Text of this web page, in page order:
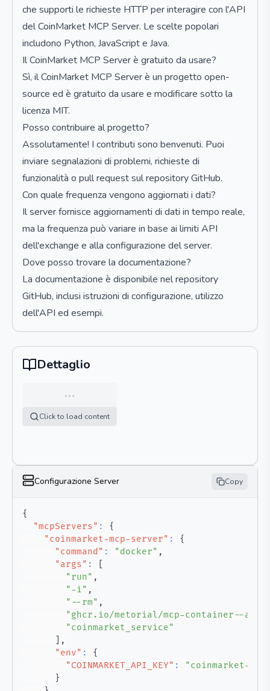
che supporti le richieste HTTP per interagire con l'API
del CoinMarket MCP Server. Le scelte popolari
includono Python, JavaScript e Java.
Il CoinMarket MCP Server è gratuito da usare?
Sì, il CoinMarket MCP Server è un progetto open-
source ed è gratuito da usare e modificare sotto la
licenza MIT.
Posso contribuire al progetto?
Assolutamente! I contributi sono benvenuti. Puoi
inviare segnalazioni di problemi, richieste di
funzionalità o pull request sul repository GitHub.
Con quale frequenza vengono aggiornati i dati?
Il server fornisce aggiornamenti di dati in tempo reale,
ma la frequenza può variare in base ai limiti API
dell'exchange e alla configurazione del server.
Dove posso trovare la documentazione?
La documentazione è disponibile nel repository
GitHub, inclusi istruzioni di configurazione, utilizzo
dell'API ed esempi.
Dettaglio
…
Click to load content
Configurazione Server Copy
{
"mcpServers" :
{
"coinmarket-mcp-server" :
{
"command" : "docker" ,
"args" :
"run" ,
"-i" ,
"--rm" ,
"ghcr.io/metorial/mcp-container--
"coinmarket_service"
,
"env" :
{
"COINMARKET_API_KEY" :
"coinmarket-
}